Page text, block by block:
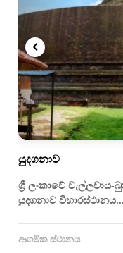
යුදගනාව
ශ්‍රී ලංකාවේ
යුදගනාව විහාරස්ථානය...
ආගමික ස්ථානය